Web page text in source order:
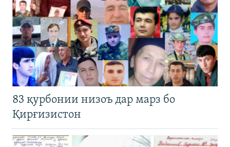
83 қурбонии низоъ дар марз бо
Қирғизистон